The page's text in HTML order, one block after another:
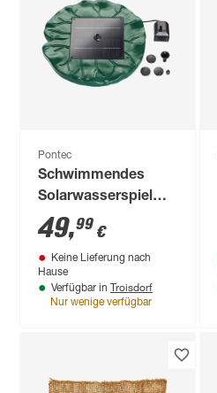
Pontec
Schwimmendes
Solarwasserspiel
'PondoSolar Lily'
49,99 €
Keine Lieferung nach
Hause
Verfügbar in Troisdorf
Nur wenige verfügbar